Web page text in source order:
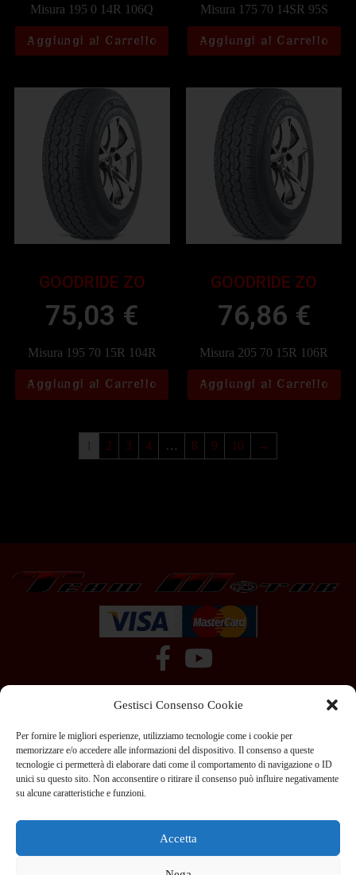
Gestisci Consenso Cookie
Per fornire le migliori esperienze, utilizziamo tecnologie come i cookie per
memorizzare e/o accedere alle informazioni del dispositivo. Il consenso a queste
tecnologie ci permetterà di elaborare dati come il comportamento di navigazione o ID
unici su questo sito. Non acconsentire o ritirare il consenso può influire negativamente
su alcune caratteristiche e funzioni.
Accetta
Misura 195 0 14R 106Q
Aggiungi al Carrello
Misura 175 70 14SR 95S
Aggiungi al Carrello
GOODRIDE ZO
75,03 €
Misura 195 70 15R 104R
Aggiungi al Carrello
GOODRIDE ZO
76,86 €
Misura 205 70 15R 106R
Aggiungi al Carrello
2 3 4 … 8 9 10 →
+39 351 970 89 33
info@teammotor.it